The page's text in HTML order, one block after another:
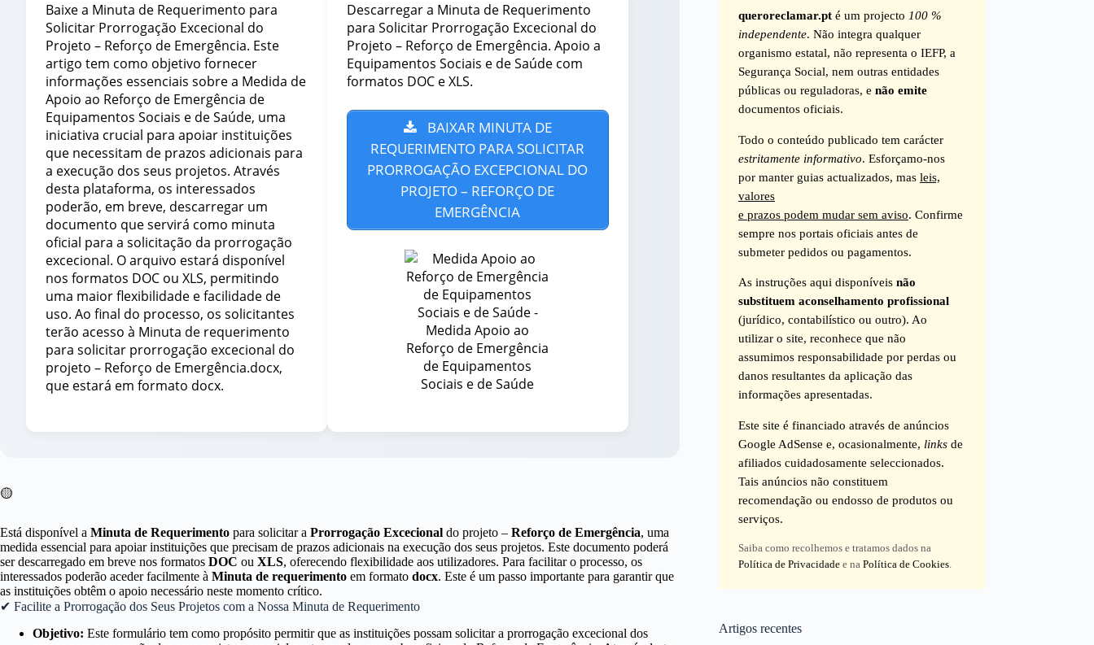
Baixe a Minuta de Requerimento para
Solicitar Prorrogação Excecional do
Projeto – Reforço de Emergência. Este
artigo tem como objetivo fornecer
informações essenciais sobre a Medida de
Apoio ao Reforço de Emergência de
Equipamentos Sociais e de Saúde, uma
iniciativa crucial para apoiar instituições
que necessitam de prazos adicionais para
a execução dos seus projetos. Através
desta plataforma, os interessados
poderão, em breve, descarregar um
documento que servirá como minuta
oficial para a solicitação da prorrogação
excecional. O arquivo estará disponível
nos formatos DOC ou XLS, permitindo
uma maior flexibilidade e facilidade de
uso. Ao final do processo, os solicitantes
terão acesso à Minuta de requerimento
para solicitar prorrogação excecional do
projeto – Reforço de Emergência.docx,
que estará em formato docx.
Descarregar a Minuta de Requerimento
para Solicitar Prorrogação Excecional do
Projeto – Reforço de Emergência. Apoio a
Equipamentos Sociais e de Saúde com
formatos DOC e XLS.
BAIXAR MINUTA DE
REQUERIMENTO PARA SOLICITAR
PRORROGAÇÃO EXCEPCIONAL DO
PROJETO – REFORÇO DE
EMERGÊNCIA
🟡
Está disponível a Minuta de Requerimento para solicitar a Prorrogação Excecional do projeto – Reforço de Emergência, uma
medida essencial para apoiar instituições que precisam de prazos adicionais na execução dos seus projetos. Este documento poderá
ser descarregado em breve nos formatos DOC ou XLS, oferecendo flexibilidade aos utilizadores. Para facilitar o processo, os
interessados poderão aceder facilmente à Minuta de requerimento em formato docx. Este é um passo importante para garantir que
as instituições obtêm o apoio necessário neste momento crítico.
✔ Facilite a Prorrogação dos Seus Projetos com a Nossa Minuta de Requerimento
Objetivo: Este formulário tem como propósito permitir que as instituições possam solicitar a prorrogação excecional dos
queroreclamar.pt é um projecto100 %
independente. Não integra qualquer
organismo estatal, não representa o IEFP, a
Segurança Social, nem outras entidades
públicas ou reguladoras, enão emite
documentos oficiais.
Todo o conteúdo publicado tem carácter
estritamente informativo. Esforçamo-nos
por manter guias actualizados, masleis,
valores
e prazos podem mudar sem aviso. Confirme
sempre nos portais oficiais antes de
submeter pedidos ou pagamentos.
As instruções aqui disponíveisnão
substituem aconselhamento profissional
(jurídico, contabilístico ou outro). Ao
utilizar o site, reconhece que não
assumimos responsabilidade por perdas ou
danos resultantes da aplicação das
informações apresentadas.
Este site é financiado através de anúncios
Google AdSense e, ocasionalmente, links de
afiliados cuidadosamente seleccionados.
Tais anúncios não constituem
recomendação ou endosso de produtos ou
serviços.
Saiba como recolhemos e tratamos dados na
Política de Privacidade e naPolítica de Cookies.
Artigos recentes